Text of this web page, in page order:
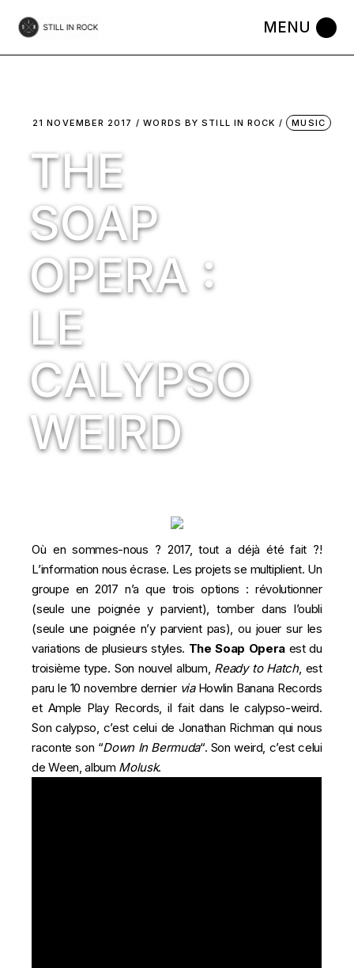
the
21 NOVEMBER 2017 WORDS BYSTILL IN ROCK MUSIC
THE
SOAP
OPERA :
LE
CALYPSO
WEIRD
Où en sommes-nous ? 2017, tout a déjà été fait ?!
L’information nous écrase. Les projets se multiplient. Un
groupe en 2017 n’a que trois options : révolutionner
(seule une poignée y parvient), tomber dans l’oubli
(seule une poignée n’y parvient pas), ou jouer sur les
variations de plusieurs styles. The Soap Opera est du
troisième type. Son nouvel album, Ready to Hatch, est
paru le 10 novembre dernier viaHowlin Banana Records
et Ample Play Records, il fait dans le calypso-weird.
Son calypso, c’est celui de Jonathan Richman qui nous
raconte son “Down In Bermuda“. Son weird, c’est celui
de Ween, album Molusk.